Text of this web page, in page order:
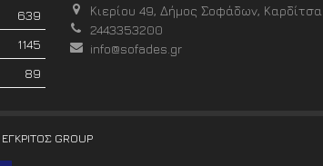
639
1145
89
Κιερίου 49, Δήμος Σοφάδων, Καρδίτσα
2443353200
info@sofades.gr
ΕΓΚΡΙΤΟΣ GROUP